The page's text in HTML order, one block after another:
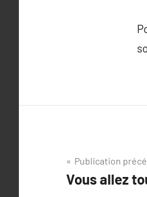
Navigation
de
Publication
Vous allez